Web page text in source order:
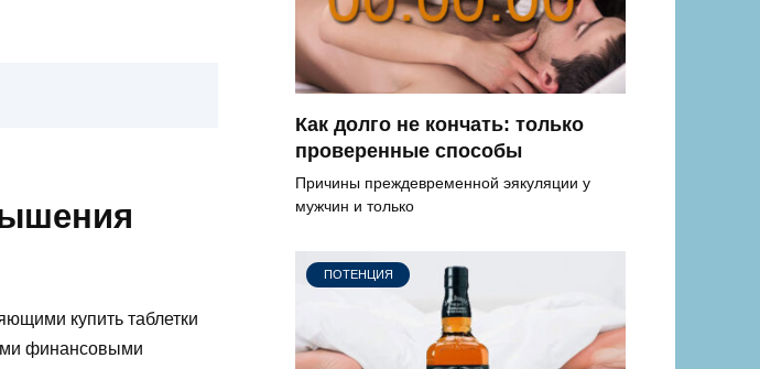
купить таблетки
финансовыми
Как долго не кончать: только
проверенные способы
Причины преждевременной эякуляции у
мужчин и только
ПОТЕНЦИЯ